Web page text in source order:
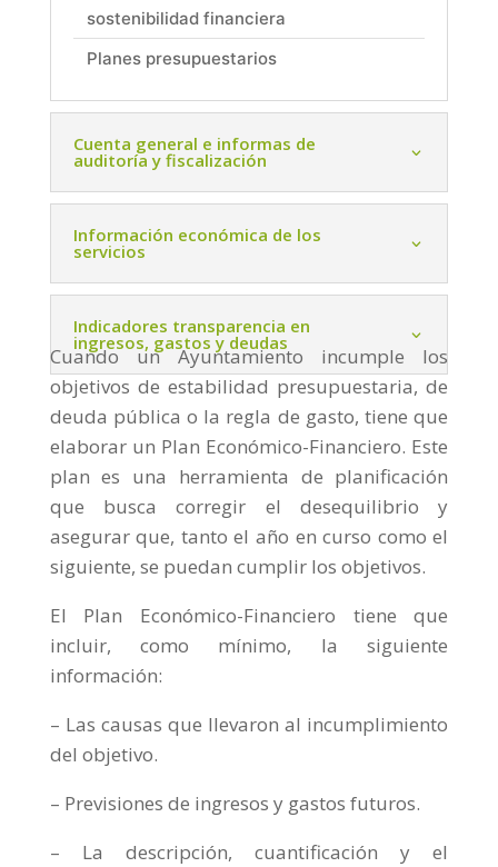
sostenibilidad financiera
Planes presupuestarios
Cuenta general e informas de
auditoría y fiscalización
Información económica de los
servicios
Indicadores transparencia en
ingresos, gastos y deudas
Cuando un Ayuntamiento incumple los
objetivos de estabilidad presupuestaria, de
deuda pública o la regla de gasto, tiene que
elaborar un Plan Económico-Financiero. Este
plan es una herramienta de planificación
que busca corregir el desequilibrio y
asegurar que, tanto el año en curso como el
siguiente, se puedan cumplir los objetivos.
El Plan Económico-Financiero tiene que
incluir, como mínimo, la siguiente
información:
– Las causas que llevaron al incumplimiento
del objetivo.
– Previsiones de ingresos y gastos futuros.
– La descripción, cuantificación y el